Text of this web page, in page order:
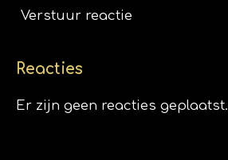
Verstuur reactie
Reacties
Er zijn geen reacties geplaatst.